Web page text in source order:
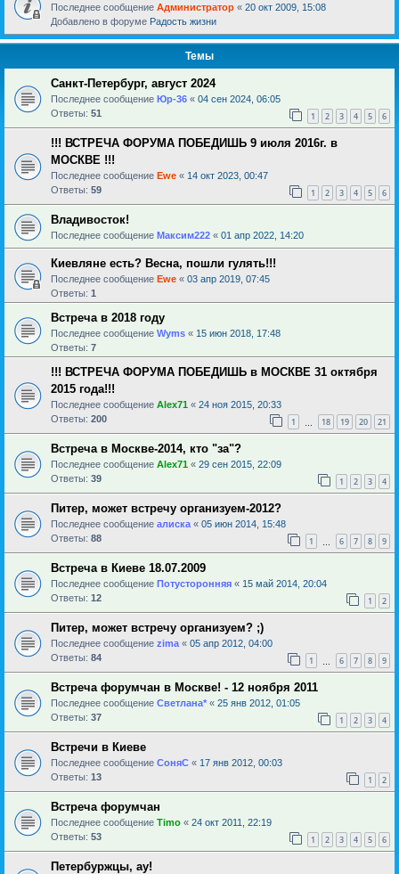
Последнее сообщение Администратор « 20 окт 2009, 15:08
Добавлено в форуме Радость жизни
Темы
Санкт-Петербург, август 2024
Последнее сообщение Юр-36 « 04 сен 2024, 06:05
Ответы: 51 1 2 3 4 5 6
!!! ВСТРЕЧА ФОРУМА ПОБЕДИШЬ 9 июля 2016г. в
МОСКВЕ !!!
Последнее сообщение Ewe « 14 окт 2023, 00:47
Ответы: 59 1 2 3 4 5 6
Владивосток!
Последнее сообщение Максим222 « 01 апр 2022, 14:20
Киевляне есть? Весна, пошли гулять!!!
Последнее сообщение Ewe « 03 апр 2019, 07:45
Ответы: 1
Встреча в 2018 году
Последнее сообщение Wyms « 15 июн 2018, 17:48
Ответы: 7
!!! ВСТРЕЧА ФОРУМА ПОБЕДИШЬ в МОСКВЕ 31 октября
2015 года!!!
Последнее сообщение Alex71 « 24 ноя 2015, 20:33
Ответы: 200 1 18 19 20 21
Встреча в Москве-2014, кто "за"?
Последнее сообщение Alex71 « 29 сен 2015, 22:09
Ответы: 39 1 2 3 4
Питер, может встречу организуем-2012?
Последнее сообщение алиска « 05 июн 2014, 15:48
Ответы: 88 1 6 7 8 9
Встреча в Киеве 18.07.2009
Последнее сообщение Потусторонняя « 15 май 2014, 20:04
Ответы: 12 1 2
Питер, может встречу организуем? ;)
Последнее сообщение zima « 05 апр 2012, 04:00
Ответы: 84 1 6 7 8 9
Встреча форумчан в Москве! - 12 ноября 2011
Последнее сообщение Светлана* « 25 янв 2012, 01:05
Ответы: 37 1 2 3 4
Встречи в Киеве
Последнее сообщение СоняС « 17 янв 2012, 00:03
Ответы: 13 1 2
Встреча форумчан
Последнее сообщение Timo « 24 окт 2011, 22:19
Ответы: 53 1 2 3 4 5 6
Петербуржцы, ау!